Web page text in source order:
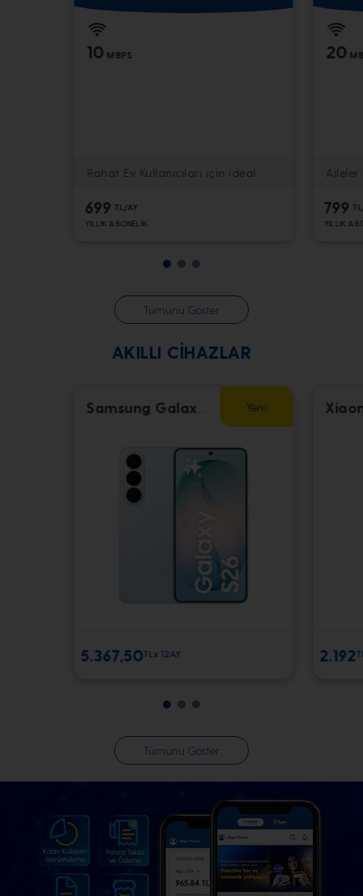
10 MBPS
Rahat Ev Kullanıcıları için ideal
699 TL/AY
YILLIK ABONELİK
20
799
YILLIK
Tümünü Göster
AKILLI CİHAZLAR
Yeni
5.367,50TLx 12AY 2.192
Tümünü Göster